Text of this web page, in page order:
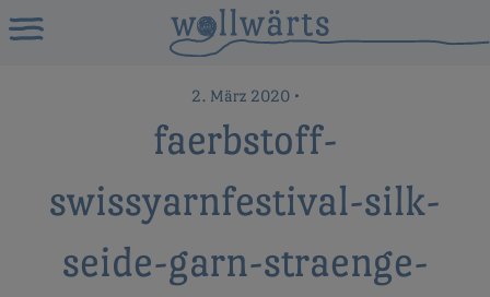
2. März 2020•
faerbstoff-
swissyarnfestival-silk-
seide-garn-straenge-